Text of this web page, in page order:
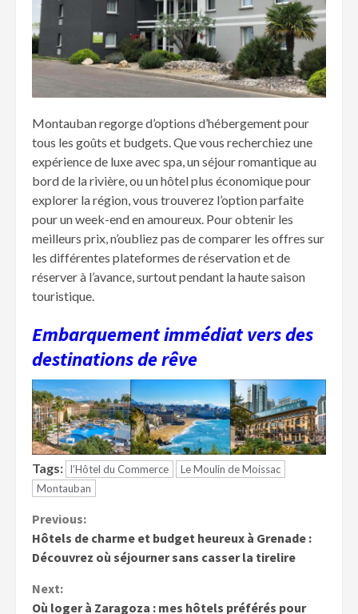
Montauban regorge d’options d’hébergement pour
tous les goûts et budgets. Que vous recherchiez une
expérience de luxe avec spa, un séjour romantique au
bord de la rivière, ou un hôtel plus économique pour
explorer la région, vous trouverez l’option parfaite
pour un week-end en amoureux. Pour obtenir les
meilleurs prix, n’oubliez pas de comparer les offres sur
les différentes plateformes de réservation et de
réserver à l’avance, surtout pendant la haute saison
touristique.
Embarquement immédiat vers des
destinations de rêve
Tags: l’Hôtel du Commerce
Le Moulin de Moissac
Montauban
Continue
Reading
Previous:
Hôtels de charme et budget heureux à Grenade :
Découvrez où séjourner sans casser la tirelire
Next:
Où loger à Zaragoza : mes hôtels préférés pour